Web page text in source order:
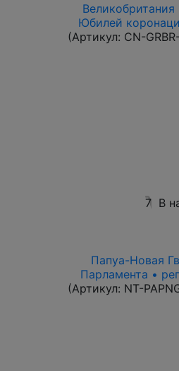
Юбилей
(Артикул: CN-
7 В
Папуа-Новая
Парламента •
(Артикул: NT-